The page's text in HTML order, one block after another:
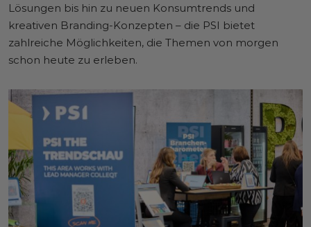
Lösungen bis hin zu neuen Konsumtrends und
kreativen Branding-Konzepten – die PSI bietet
zahlreiche Möglichkeiten, die Themen von morgen
schon heute zu erleben.